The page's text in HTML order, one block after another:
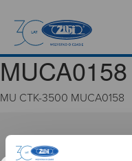
MUCA0158
MU CTK-3500 MUCA0158
GRUPA ZIBI